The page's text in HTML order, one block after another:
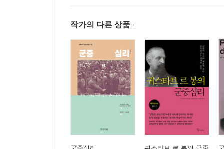
혁명 후 민주주의 사상들의 점진적 전파/ 혁명
2장 민주주의 진화의 결과
이성적 가치가 전혀 없는 이론들이 사회의 진화
개혁 욕구
3장 새로운 형태들의 민주주의 믿음들
자본과 노동의 투쟁/ 노동계급의 진화와 생디
작가의 다른 상품